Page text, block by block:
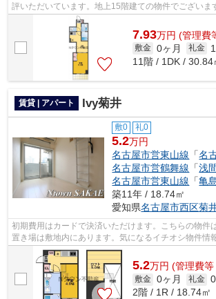
評いただいています。地上15階建ての物件でございま
ごみ置き場・エレベータ2基など様々な...
7.93万円 (管理費
敷金 0ヶ月 礼金
11階 / 1DK / 30.84
賃貸 | アパート Ivy菊井
敷0 礼0
5.2万円
名古屋市営東山線 「名
名古屋市営鶴舞線 「浅
名古屋市営東山線 「亀
築11年 / 18.74㎡
愛知県名古屋市西区菊
初期費用はカードで決済いただけます。こちらの物件
置き場は敷地内にあります。気になるイチオシ物件情
るだけ早めに不動産情報を集めたい方...
5.2万円 (管理費
敷金 0ヶ月 礼金
2階 / 1R / 18.74㎡